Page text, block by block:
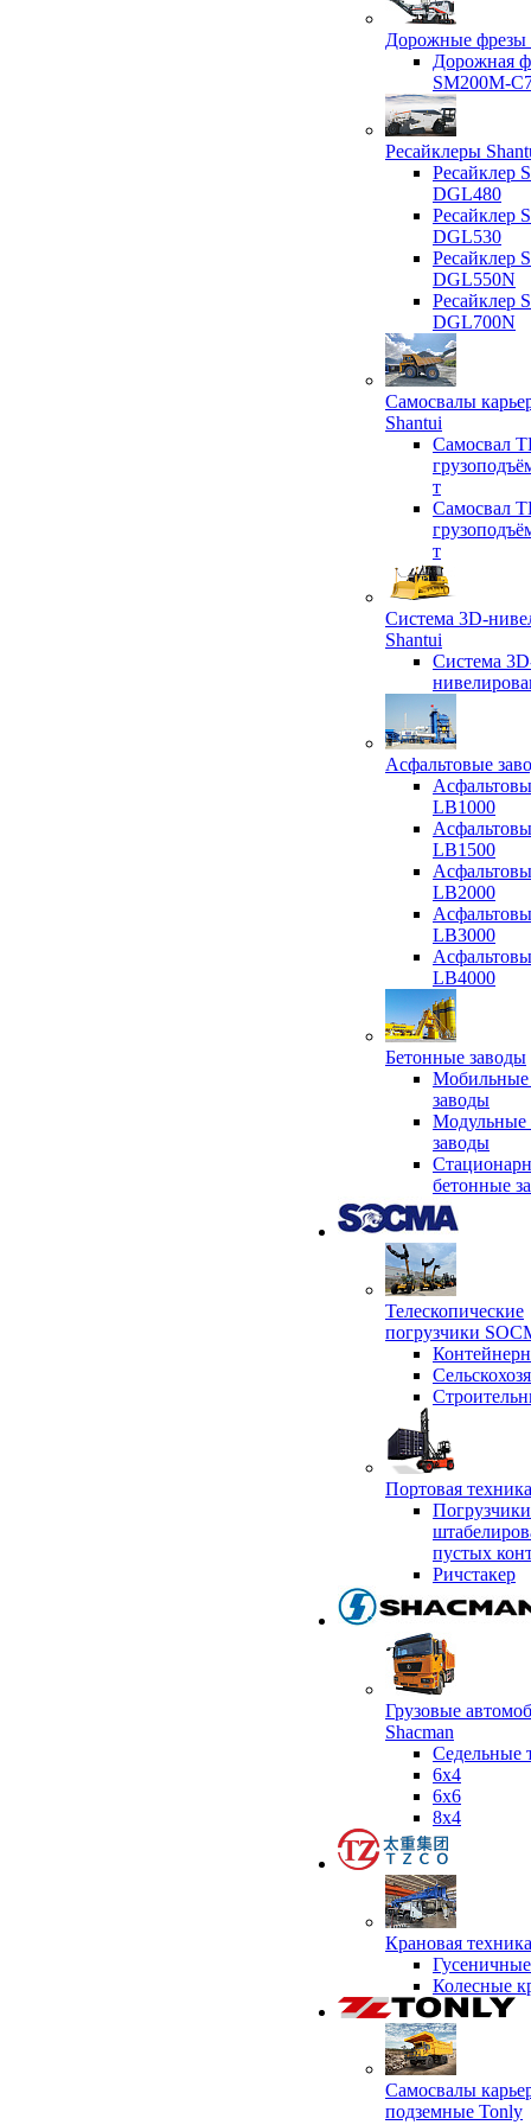
Дорожные фрезы
Дорожная
SM200M-
Ресайклеры
Ресайклер
DGL480
Ресайклер
DGL530
Ресайклер
DGL550N
Ресайклер
DGL700N
Самосвалы
Shantui
Самосвал
т
Самосвал
т
Система 3D-
Shantui
Система
Асфальтовые
LB1000
LB1500
LB2000
LB3000
LB4000
Бетонные заводы
Мобильные
заводы
Модульные
заводы
бетонные
Телескопические
погрузчики
Портовая
пустых
Ричстакер
Грузовые
Shacman
Седельные
6х4
6x6
8x4
Крановая
Колесные
Самосвалы
подземные Tonly